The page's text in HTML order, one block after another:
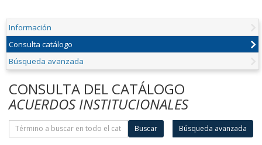
Información
Consulta catálogo
Búsqueda avanzada
CONSULTA DEL CATÁLOGO
ACUERDOS INSTITUCIONALES
Buscar Búsqueda avanzada